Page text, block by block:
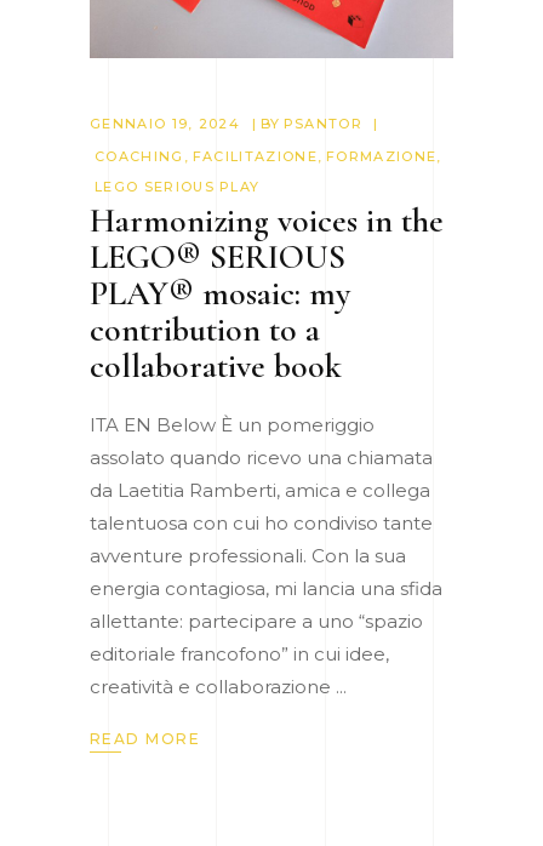
GENNAIO 19, 2024 BY PSANTOR
COACHING , FACILITAZIONE, FORMAZIONE,
LEGO SERIOUS PLAY
Harmonizing voices in the
LEGO® SERIOUS
PLAY® mosaic: my
contribution to a
collaborative book
ITA EN Below È un pomeriggio
assolato quando ricevo una chiamata
da Laetitia Ramberti, amica e collega
talentuosa con cui ho condiviso tante
avventure professionali. Con la sua
energia contagiosa, mi lancia una sfida
allettante: partecipare a uno “spazio
editoriale francofono” in cui idee,
creatività e collaborazione
READ MORE